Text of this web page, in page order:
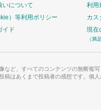
いについて
）等利用ポリシー
イド
利用
カス
現在
（満
など、すべてのコンテンツの無断複写
稿はあくまで投稿者の感想です。個